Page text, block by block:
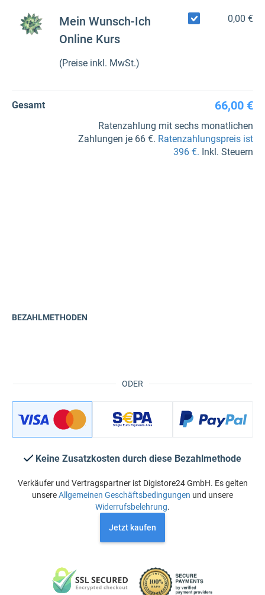
Mein Wunsch-Ich
Online Kurs
(Preise inkl. MwSt.)
0,00 €
Gesamt 66,00 €
Ratenzahlung mit sechs monatlichen
Zahlungen je 66 €. Ratenzahlungspreis ist
396 €. Inkl. Steuern
ODER
BEZAHLMETHODEN
Keine Zusatzkosten durch diese Bezahlmethode
Verkäufer und Vertragspartner ist Digistore24 GmbH. Es gelten
unsereAllgemeinen Geschäftsbedingungen und unsere
Widerrufsbelehrung.
Jetzt kaufen